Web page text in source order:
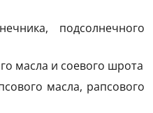
подсолнечного
масла и соевого шрота
масла, рапсового